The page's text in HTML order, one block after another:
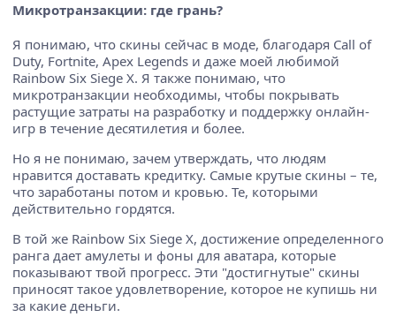
Микротранзакции: где грань?
Я понимаю, что скины сейчас в моде, благодаря Call of
Duty, Fortnite, Apex Legends и даже моей любимой
Rainbow Six Siege X. Я также понимаю, что
микротранзакции необходимы, чтобы покрывать
растущие затраты на разработку и поддержку онлайн-
игр в течение десятилетия и более.
Но я не понимаю, зачем утверждать, что людям
нравится доставать кредитку. Самые крутые скины – те,
что заработаны потом и кровью. Те, которыми
действительно гордятся.
В той же Rainbow Six Siege X, достижение определенного
ранга дает амулеты и фоны для аватара, которые
показывают твой прогресс. Эти "достигнутые" скины
приносят такое удовлетворение, которое не купишь ни
за какие деньги.